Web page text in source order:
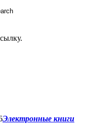
Электронные книги